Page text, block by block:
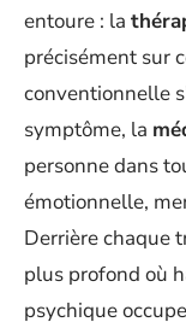
entoure : la
précisément sur
conventionnelle
symptôme, la
personne dans
émotionnelle,
Derrière chaque
plus profond où
psychique